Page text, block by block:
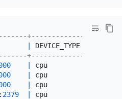
+-------------
DEVICE_TYPE
+-------------
cpu
cpu
cpu
: 2379 cpu